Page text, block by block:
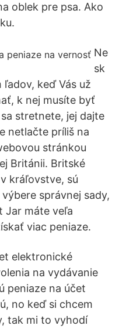
oblek pre psa. Ako
Ne
sk
keď Vás už
k nej musíte byť
stretnete, jej dajte
netlačte príliš na
stránkou
Británii. Britské
kráľovstve, sú
správnej sady,
Jar máte veľa
viac peniaze.
elektronické
na vydávanie
peniaze na účet
no keď si chcem
tak mi to vyhodí